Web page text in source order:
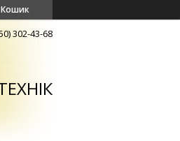
Кошик
302-43-68